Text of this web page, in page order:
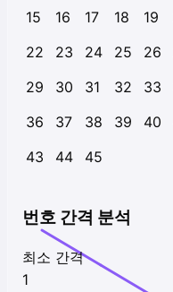
15
16 17 18 19
22
23 24 25 26
29
30 31 32 33
36
37 38 39 40
43
44 45
번호 간격 분석
최소 간격
1